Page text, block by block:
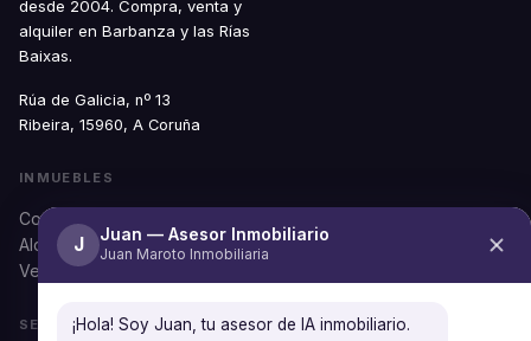
desde 2004. Compra, venta y
alquiler en Barbanza y las Rías
Baixas.
Rúa de Galicia, nº 13
Ribeira, 15960, A Coruña
INMUEBLES
Comprar
Alquilar
Ver todos
SERVICIOS
J Juan — Asesor Inmobiliario
Juan Maroto Inmobiliaria
¡Hola! Soy Juan, tu asesor de IA inmobiliario.